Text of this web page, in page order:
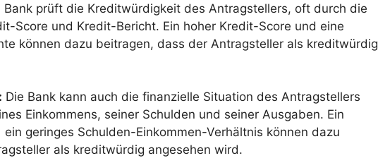
Bank prüft die Kreditwürdigkeit des Antragstellers, oft durch die
Score und Kredit-Bericht. Ein hoher Kredit-Score und eine
können dazu beitragen, dass der Antragsteller als kreditwürdig
Die Bank kann auch die finanzielle Situation des Antragstellers
Einkommens, seiner Schulden und seiner Ausgaben. Ein
geringes Schulden-Einkommen-Verhältnis können dazu
als kreditwürdig angesehen wird.